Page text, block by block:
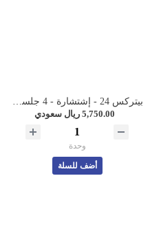
5,750.00 ريال سعودي
وحدة
أضف للسلة